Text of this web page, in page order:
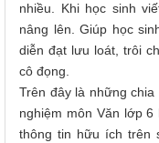
nhiều. Khi học sinh
nâng lên. Giúp học
diễn đạt lưu loát, trôi
cô đọng.
Trên đây là những
nghiệm môn Văn lớp
thông tin hữu ích trên